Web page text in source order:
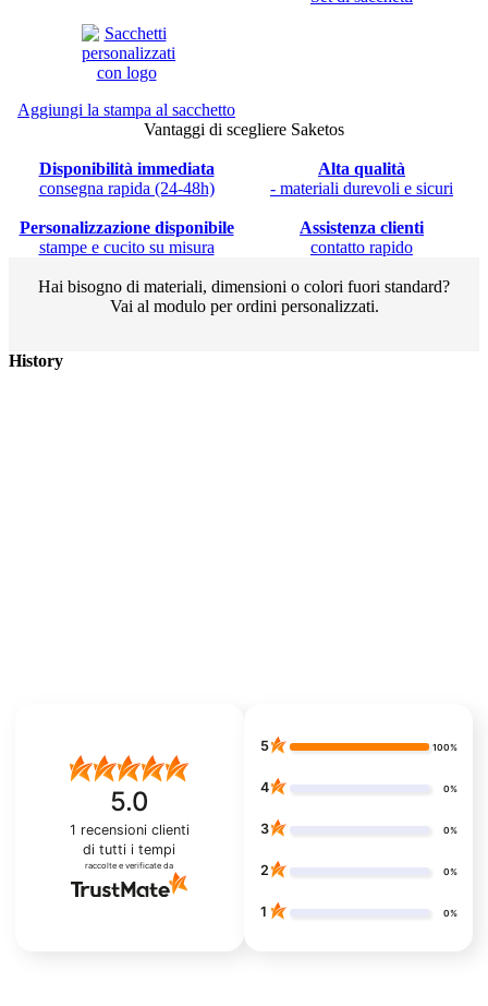
Aggiungi la stampa al sacchetto
Vantaggi di scegliere Saketos
Disponibilità immediata
consegna rapida (24-48h)
Alta qualità
- materiali durevoli e sicuri
Personalizzazione disponibile
stampe e cucito su misura
Assistenza clienti
contatto rapido
Hai bisogno di materiali, dimensioni o colori fuori standard?
Vai al modulo per ordini personalizzati.
History
5.0
1 recensioni clienti
di tutti i tempi
raccolte e verificate da
5 100%
4 0%
3 0%
2 0%
1 0%